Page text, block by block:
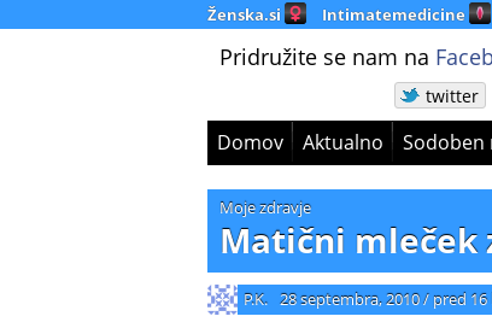
Ženska.si Intimatemedicine
Pridružite se nam na
twitter
Domov Aktualno Sodoben
Moje zdravje
Matični mleček
P.K. 28 septembra, 2010/ pred 16